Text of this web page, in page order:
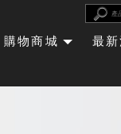
購物商城 最新